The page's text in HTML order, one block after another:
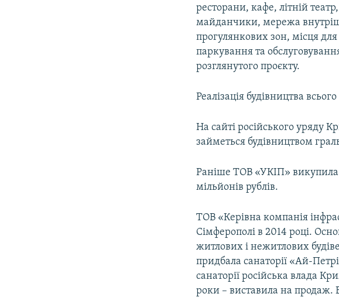
ресторани, кафе, літній
майданчики, мережа
прогулянкових зон, місця
паркування та
розглянутого проєкту.
Реалізація будівництва
На сайті російського уряду
займеться будівництвом
Раніше ТОВ «УКІП»
мільйонів рублів.
ТОВ «Керівна компанія
Сімферополі в 2014 році.
житлових і нежитлових
придбала санаторії «Ай-
санаторії російська влада
роки – виставила на продаж.